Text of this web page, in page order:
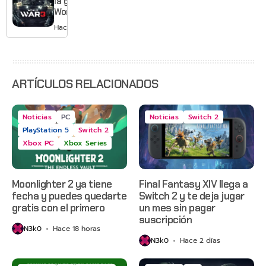
Grounded
World War
3 apaga
sus
Hace 3 días
ARTÍCULOS RELACIONADOS
Noticias
PC
PlayStation 5
Switch 2
Xbox PC
Xbox Series
Moonlighter 2 ya tiene
fecha y puedes quedarte
gratis con el primero
N3k0 Hace 18 horas
Noticias Switch 2
Final Fantasy XIV llega a
Switch 2 y te deja jugar
un mes sin pagar
suscripción
N3k0 Hace 2 días